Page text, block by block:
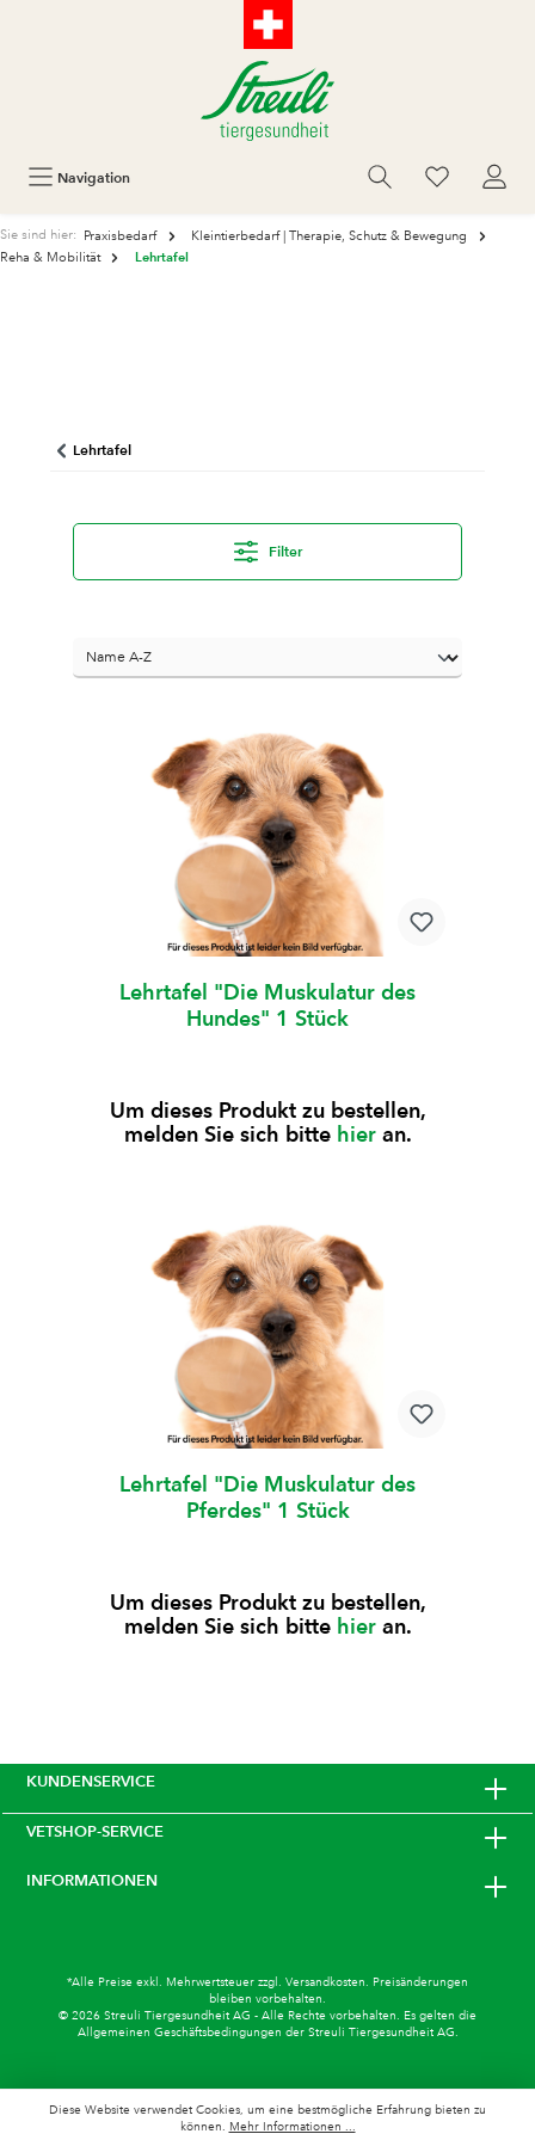
Navigation
Sie sind hier: Praxisbedarf
Kleintierbedarf | Therapie, Schutz & Bewegung
Reha & Mobilität
Lehrtafel
Lehrtafel
Filter
Lehrtafel "Die Muskulatur des
Hundes" 1 Stück
Um dieses Produkt zu bestellen,
melden Sie sich bitte hieran.
Lehrtafel "Die Muskulatur des
Pferdes" 1 Stück
Um dieses Produkt zu bestellen,
melden Sie sich bitte hieran.
KUNDENSERVICE
VETSHOP-SERVICE
INFORMATIONEN
*Alle Preise exkl. Mehrwertsteuer zzgl. Versandkosten. Preisänderungen
bleiben vorbehalten.
© 2026 Streuli Tiergesundheit AG - Alle Rechte vorbehalten. Es gelten die
Allgemeinen Geschäftsbedingungen der Streuli Tiergesundheit AG.
Diese Website verwendet Cookies, um eine bestmögliche Erfahrung bieten zu
können. Mehr Informationen ...